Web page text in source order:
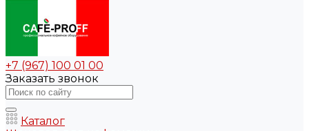
+7 (967) 100 01 00
Заказать звонок
Каталог